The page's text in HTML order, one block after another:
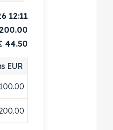
12:11
44.50
EUR